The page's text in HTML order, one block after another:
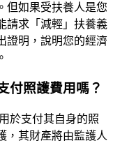
但如果受扶養人是您
請求「減輕」扶養義
證明，說明您的經濟
付照護費用嗎？
於支付其自身的照
，其財產將由監護人